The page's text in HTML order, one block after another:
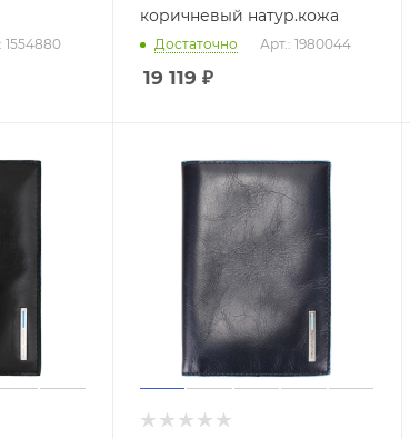
1554880
коричневый натур.кожа
Достаточно Арт.: 1980044
19 119 ₽